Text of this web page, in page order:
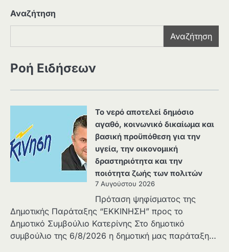
Αναζήτηση
Αναζήτηση
Ροή Ειδήσεων
Το νερό αποτελεί δημόσιο
αγαθό, κοινωνικό δικαίωμα και
βασική προϋπόθεση για την
υγεία, την οικονομική
δραστηριότητα και την
ποιότητα ζωής των πολιτών
7 Αυγούστου 2026
Πρόταση ψηφίσματος της
Δημοτικής Παράταξης “ΕΚΚΙΝΗΣΗ” προς το
Δημοτικό Συμβούλιο Κατερίνης Στο δημοτικό
συμβούλιο της 6/8/2026 η δημοτική μας παράταξη…